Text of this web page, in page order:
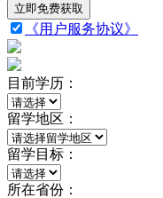
立即免费获取
《用户服务协议》
目前学历：
留学地区：
留学目标：
所在省份：